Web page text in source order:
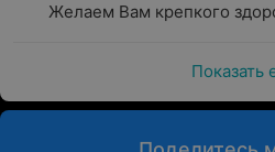
Желаем Вам крепкого
Показать